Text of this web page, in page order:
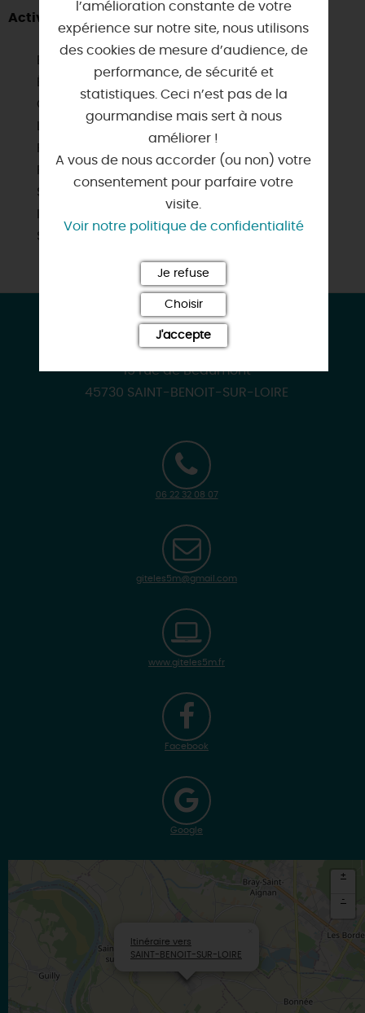
Activités à proximité
Équitation
Golf
Location de vélos
Sentier de randonnée
Sites de visites
CONTACT & LOCALISATION
Gîte les 5M
15 rue de Beaumont
45730 SAINT-BENOIT-SUR-LOIRE
06 22 32 08 07
giteles5m@gmail.com
www.giteles5m.fr
Facebook
Google
Itinéraire vers
SAINT-BENOIT-SUR-LOIRE
+
-
l’amélioration constante de votre
expérience sur notre site, nous utilisons
des cookies de mesure d’audience, de
performance, de sécurité et
statistiques. Ceci n’est pas de la
gourmandise mais sert à nous
améliorer !
A vous de nous accorder (ou non) votre
consentement pour parfaire votre
visite.
Voir notre politique de confidentialité
Je refuse
Choisir
J'accepte